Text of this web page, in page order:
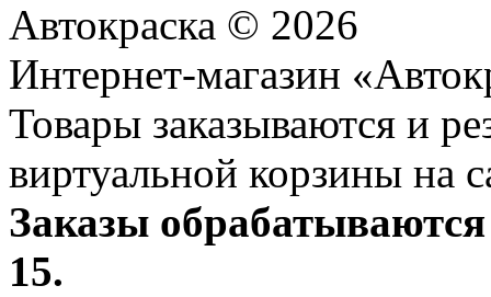
Автокраска © 2026
Интернет-магазин
Товары заказываются и
виртуальной корзины на
Заказы
15.